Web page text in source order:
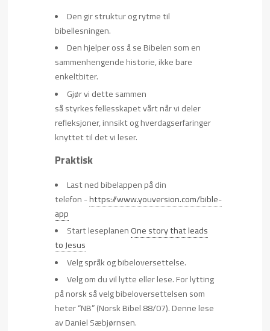
Den gir struktur og rytme til
bibellesningen.
Den hjelper oss å se Bibelen som en
sammenhengende historie, ikke bare
enkeltbiter.
Gjør vi dette sammen
så styrkes fellesskapet vårt når vi deler
refleksjoner, innsikt og hverdagserfaringer
knyttet til det vi leser.
Praktisk
Last ned bibelappen på din
telefon -https://www.youversion.com/bible-
app
Start leseplanen One story that leads
to Jesus
Velg språk og bibeloversettelse.
Velg om du vil lytte eller lese. For lytting
på norsk så velg bibeloversettelsen som
heter “NB” (Norsk Bibel 88/07). Denne lese
av Daniel Sæbjørnsen.